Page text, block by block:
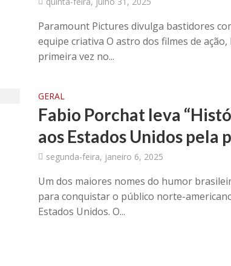
Paramount Pictures divulga bastidores
equipe criativa O astro dos filmes de
primeira vez no...
GERAL
Fabio Porchat leva
aos Estados Unidos pela
segunda-feira, janeiro 6, 2025
Um dos maiores nomes do humor
para conquistar o público norte-
Estados Unidos. O...